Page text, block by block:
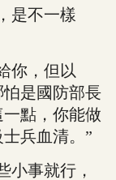
是不一樣
你，但以
是國防部長
點，你能做
兵血清。”
事就行，